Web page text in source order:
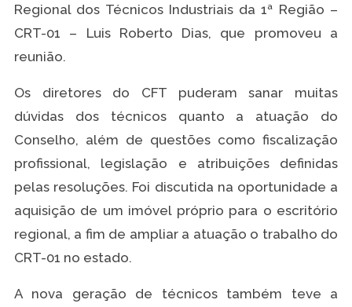
Regional dos Técnicos Industriais da 1ª Região –
CRT-01 – Luis Roberto Dias, que promoveu a
reunião.
Os diretores do CFT puderam sanar muitas
dúvidas dos técnicos quanto a atuação do
Conselho, além de questões como fiscalização
profissional, legislação e atribuições definidas
pelas resoluções. Foi discutida na oportunidade a
aquisição de um imóvel próprio para o escritório
regional, a fim de ampliar a atuação o trabalho do
CRT-01 no estado.
A nova geração de técnicos também teve a